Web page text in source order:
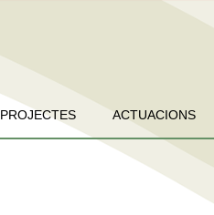
PROJECTES ACTUACIONS